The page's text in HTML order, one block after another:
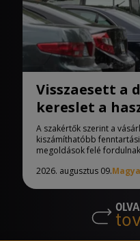
Visszaesett a
kereslet a
A szakértők szerint a
kiszámíthatóbb
megoldások felé
2026. augusztus 09.